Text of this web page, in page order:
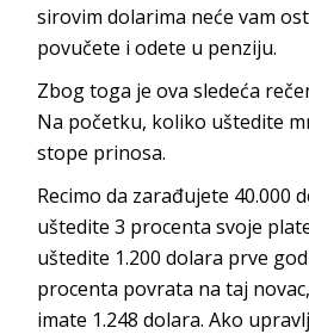
sirovim dolarima neće vam
povučete i odete u penziju.
Zbog toga je ova sledeća
Na početku, koliko uštedite
stope prinosa.
Recimo da zarađujete 40.000
uštedite 3 procenta svoje
uštedite 1.200 dolara prve
procenta povrata na taj
imate 1.248 dolara. Ako